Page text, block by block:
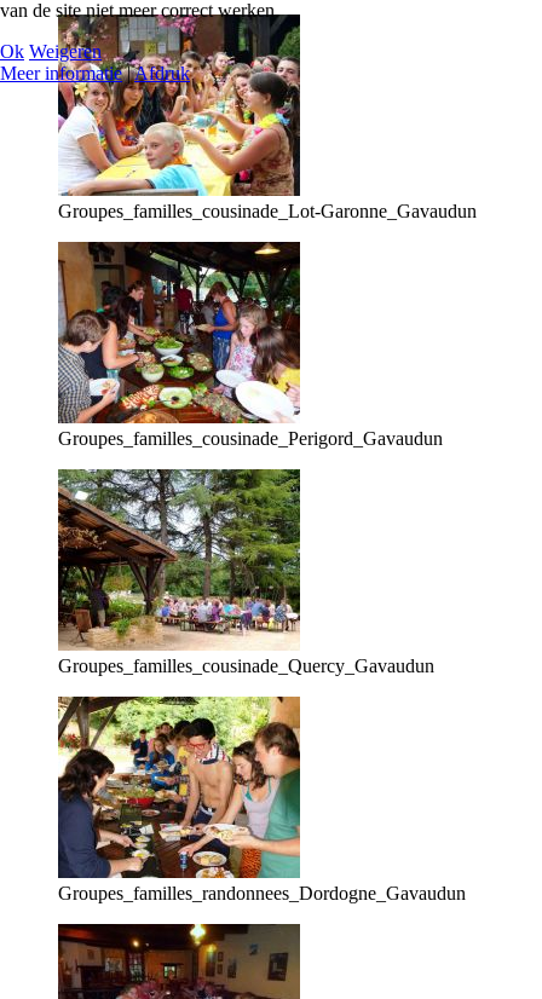
Groupes_familles_cousinade_Lot-Garonne_Gavaudun
Groupes_familles_cousinade_Perigord_Gavaudun
Groupes_familles_cousinade_Quercy_Gavaudun
Groupes_familles_randonnees_Dordogne_Gavaudun
van de site niet meer correct werken.
Ok Weigeren
Meer informatie|Afdruk